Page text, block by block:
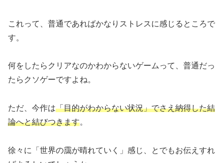
これって、普通であればかなりストレスに感じるところで
す。
何をしたらクリアなのかわからないゲームって、普通だっ
たらクソゲーですよね。
ただ、今作は「目的がわからない状況」でさえ納得した結
論へと結びつきます。
徐々に「世界の靄が晴れていく」感じ、とでもお伝えすれ